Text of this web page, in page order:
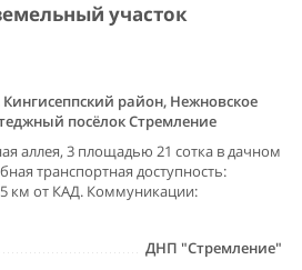
участок
район, Нежновское
посёлок Стремление
аллея, 3 площадью 21 сотка в дачном
транспортная доступность:
км от КАД. Коммуникации:
ДНП "Стремление"